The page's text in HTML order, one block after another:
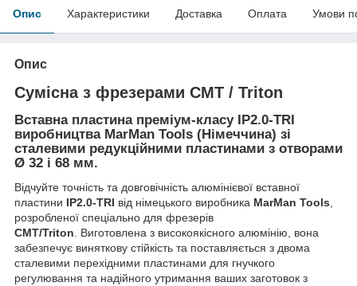
Опис Характеристики Доставка Оплата Умови
Опис
Сумісна з фрезерами CMT / Triton
Вставна пластина преміум-класу IP2.0-TRI
виробництва MarMan Tools (Німеччина) зі
сталевими редукційними пластинами з отворами
Ø 32 і 68 мм.
Відчуйте точність та довговічність алюмінієвої вставної
пластини IP2.0-TRI від німецького виробника MarMan Tools,
розробленої спеціально для фрезерів
CMT/Triton. Виготовлена ​​з високоякісного алюмінію, вона
забезпечує виняткову стійкість та поставляється з двома
сталевими перехідними пластинами для гнучкого
регулювання та надійного утримання ваших заготовок з